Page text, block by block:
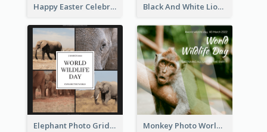
Happy Easter Celebration Instagram Post Black And White Lion World Wildlife Day Instagram Post
Elephant Photo Grid World Wildlife Day Instagram Post Monkey Photo World Wildlife Day Instagram Post